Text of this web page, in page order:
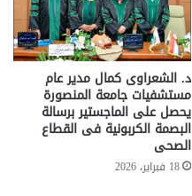
د. الشعراوى كمال مدير عام
مستشفيات جامعة المنصورة
يحصل على الماجستير برسالة
البصمة الكربونية فى القطاع
الصحى
18 فبراير، 2026